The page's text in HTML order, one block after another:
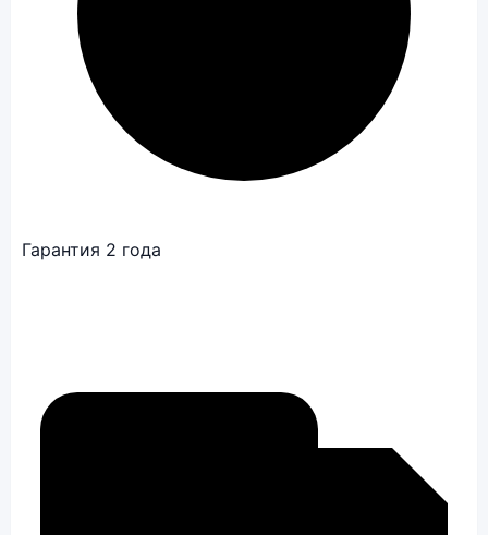
Гарантия 2 года